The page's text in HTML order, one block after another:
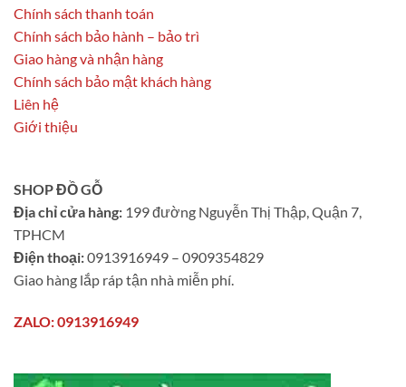
Chính sách thanh toán
Chính sách bảo hành – bảo trì
Giao hàng và nhận hàng
Chính sách bảo mật khách hàng
Liên hệ
Giới thiệu
SHOP ĐỒ GỖ
Địa chỉ cửa hàng: 199 đường Nguyễn Thị Thập, Quận 7,
TPHCM
Điện thoại:0913916949 – 0909354829
Giao hàng lắp ráp tận nhà miễn phí.
ZALO: 0913916949